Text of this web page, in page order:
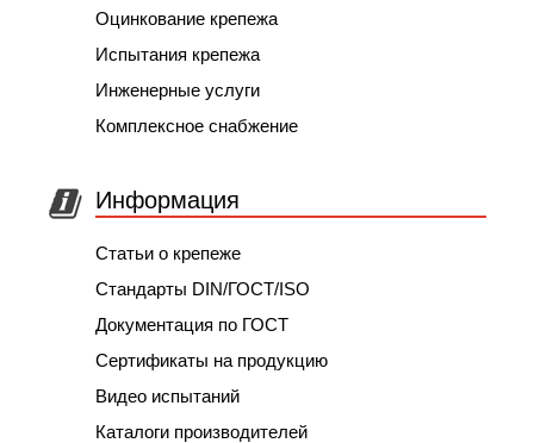
Оцинкование крепежа
Испытания крепежа
Инженерные услуги
Комплексное снабжение
Информация
Статьи о крепеже
Стандарты DIN/ГОСТ/ISO
Документация по ГОСТ
Сертификаты на продукцию
Видео испытаний
Каталоги производителей